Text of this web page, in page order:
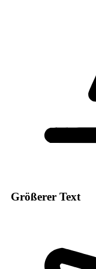
Größerer Text